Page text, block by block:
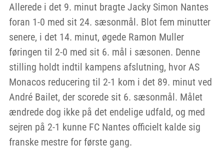
Allerede i det 9. minut bragte Jacky Simon Nantes
foran 1-0 med sit 24. sæsonmål. Blot fem minutter
senere, i det 14. minut, øgede Ramon Muller
føringen til 2-0 med sit 6. mål i sæsonen. Denne
stilling holdt indtil kampens afslutning, hvor AS
Monacos reducering til 2-1 kom i det 89. minut ved
André Bailet, der scorede sit 6. sæsonmål. Målet
ændrede dog ikke på det endelige udfald, og med
sejren på 2-1 kunne FC Nantes officielt kalde sig
franske mestre for første gang.